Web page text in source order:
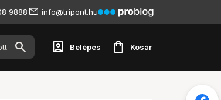
9888 info@tripont.hu
account_box Belépés shopping_bag Kosár